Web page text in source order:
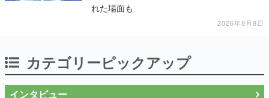
れた場面も
2026年8月8日
カテゴリーピックアップ
インタビュー